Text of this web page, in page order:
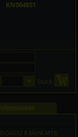
KN064851
Stück
8 blank M16